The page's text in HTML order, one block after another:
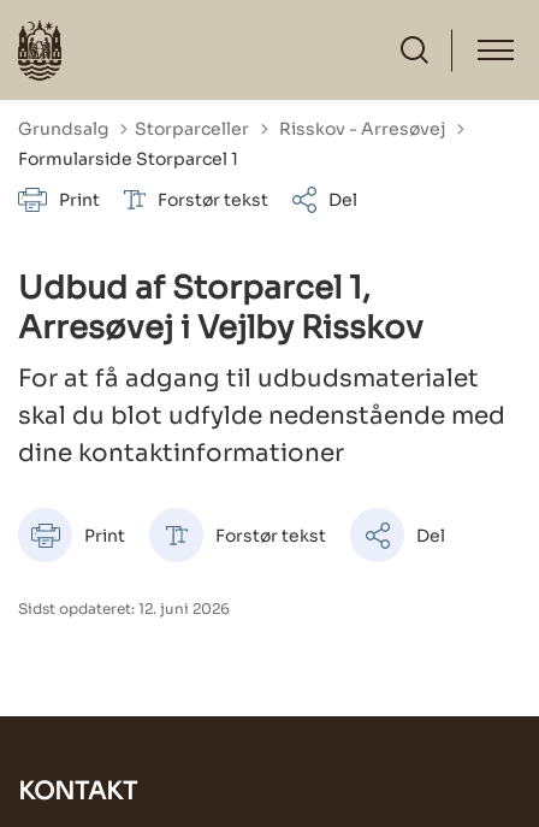
Grundsalg Storparceller Tilbage til
Risskov - Arresøvej
Formularside Storparcel 1
Print
Forstør tekst Del
Udbud af Storparcel 1,
Arresøvej i Vejlby Risskov
For at få adgang til udbudsmaterialet
skal du blot udfylde nedenstående med
dine kontaktinformationer
Print Forstør tekst Del
Sidst opdateret: 12. juni 2026
KONTAKT